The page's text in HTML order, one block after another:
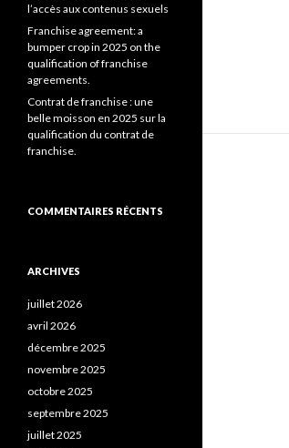
l’accès aux contenus sexuels
Franchise agreement: a
bumper crop in 2025 on the
qualification of franchise
agreements.
Contrat de franchise : une
belle moisson en 2025 sur la
qualification du contrat de
franchise.
COMMENTAIRES RÉCENTS
ARCHIVES
juillet 2026
avril 2026
décembre 2025
novembre 2025
octobre 2025
septembre 2025
juillet 2025